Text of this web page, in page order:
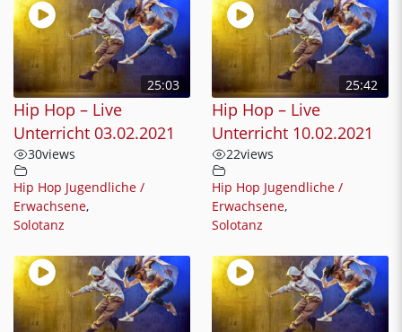
25:03
Hip Hop – Live
Unterricht 03.02.2021
30views
Hip Hop Jugendliche /
Erwachsene,
Solotanz
25:42
Hip Hop – Live
Unterricht 10.02.2021
22views
Hip Hop Jugendliche /
Erwachsene,
Solotanz